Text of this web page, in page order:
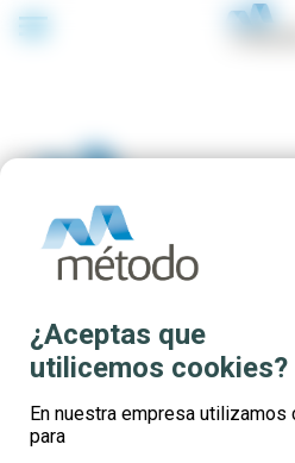
menu
Formación
Comunidad de
¿Aceptas que
utilicemos cookies?
En nuestra empresa
para